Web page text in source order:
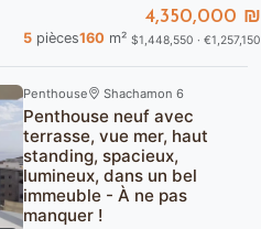
5 pièces160 m²
4,350,000 ₪
$1,448,550 · €1,257,150
Penthouse Shachamon 6
Penthouse neuf avec
terrasse, vue mer, haut
standing, spacieux,
lumineux, dans un bel
immeuble - À ne pas
manquer !